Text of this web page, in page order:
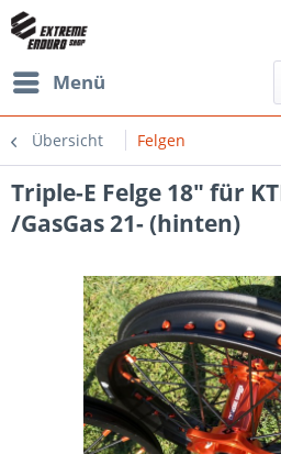
Menü
Übersicht Felgen
Triple-E Felge 18" für
/GasGas 21- (hinten)